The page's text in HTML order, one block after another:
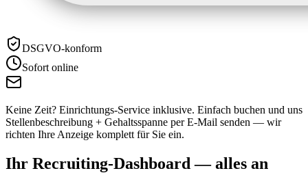
DSGVO-konform
Sofort online
Keine Zeit? Einrichtungs-Service inklusive. Einfach buchen und uns
Stellenbeschreibung + Gehaltsspanne per E-Mail senden — wir
richten Ihre Anzeige komplett für Sie ein.
Ihr Recruiting-Dashboard — alles an